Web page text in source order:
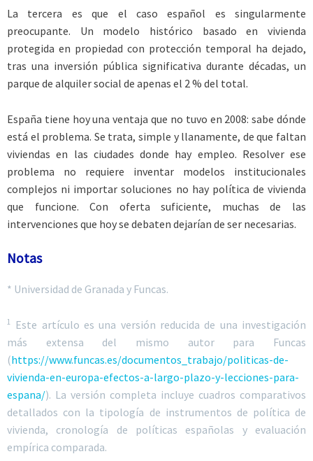
La tercera es que el caso español es singularmente
preocupante. Un modelo histórico basado en vivienda
protegida en propiedad con protección temporal ha dejado,
tras una inversión pública significativa durante décadas, un
parque de alquiler social de apenas el 2 % del total.
España tiene hoy una ventaja que no tuvo en 2008: sabe dónde
está el problema. Se trata, simple y llanamente, de que faltan
viviendas en las ciudades donde hay empleo. Resolver ese
problema no requiere inventar modelos institucionales
complejos ni importar soluciones no hay política de vivienda
que funcione. Con oferta suficiente, muchas de las
intervenciones que hoy se debaten dejarían de ser necesarias.
Notas
* Universidad de Granada y Funcas.
1
Este artículo es una versión reducida de una investigación
más extensa del mismo autor para Funcas
(https://www.funcas.es/documentos_trabajo/politicas-de-
vivienda-en-europa-efectos-a-largo-plazo-y-lecciones-para-
espana/). La versión completa incluye cuadros comparativos
detallados con la tipología de instrumentos de política de
vivienda, cronología de políticas españolas y evaluación
empírica comparada.